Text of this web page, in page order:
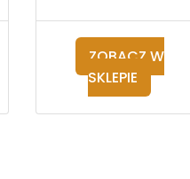
ZOBACZ W
SKLEPIE